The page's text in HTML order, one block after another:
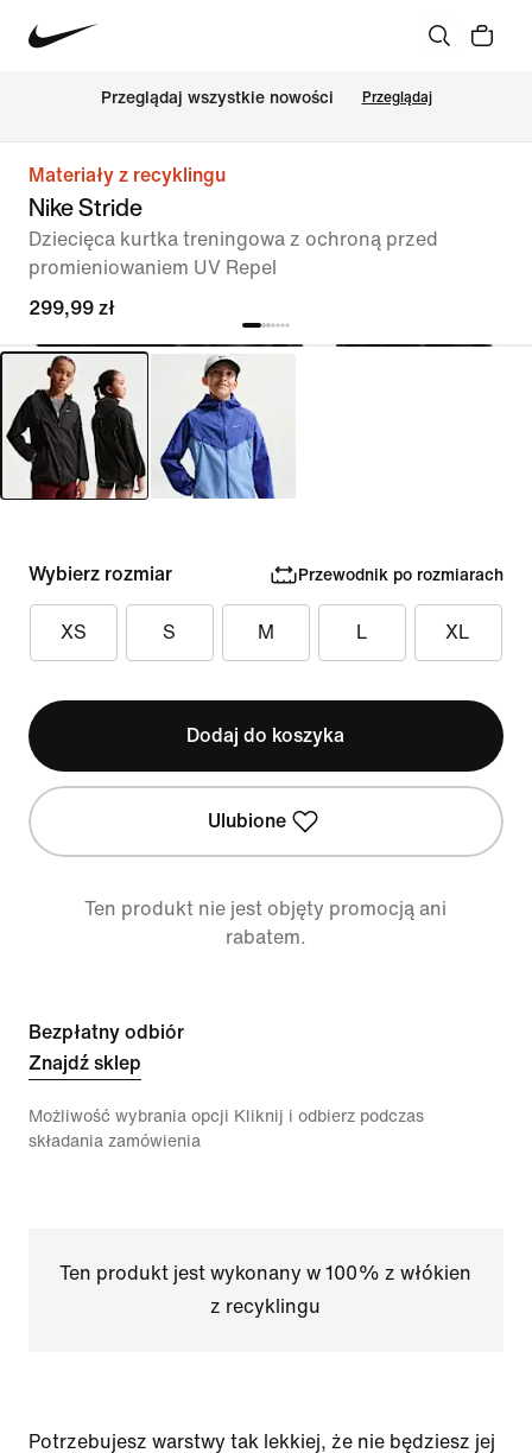
Przeglądaj wszystkie nowości Przeglądaj
Materiały z recyklingu
Nike Stride
Dziecięca kurtka treningowa z ochroną przed
promieniowaniem UV Repel
299,99 zł
Wybierz rozmiar Przewodnik po rozmiarach
XS S M L XL
Dodaj do koszyka
Ulubione
Ten produkt nie jest objęty promocją ani
rabatem.
Bezpłatny odbiór
Znajdź sklep
Możliwość wybrania opcji Kliknij i odbierz podczas
składania zamówienia
Ten produkt jest wykonany w 100% z włókien
z recyklingu
Potrzebujesz warstwy tak lekkiej, że nie będziesz jej